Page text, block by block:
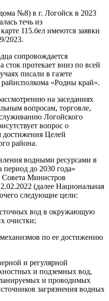
№8) в г. Логойск в 2023
течь из
115.бел имеются заявки
2023.
сопровождается
протекает вниз по всей
писали в газете
«Родны край».
на заседаниях
вопросам, торговле,
Логойского
вопрос о
достижения Целей
района.
водными ресурсами в
период до 2030 года»
Совета Министров
(далее Национальная
следующие цели:
сточных вод в окружающую
очистки;
по ее достижению
и регулярной
и подземных вод,
и проводимых
загрязнения водных